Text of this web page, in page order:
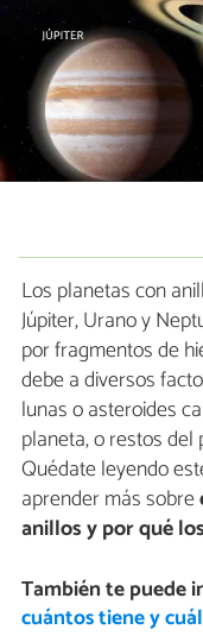
Los planetas con
Júpiter, Urano y
por fragmentos de
debe a diversos
lunas o asteroides
planeta, o restos
Quédate leyendo
aprender más sobre
anillos y por qué
También te puede
cuántos tiene y